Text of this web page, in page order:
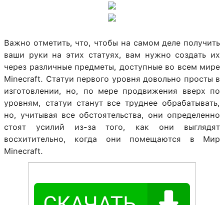
Важно отметить, что, чтобы на самом деле получить
ваши руки на этих статуях, вам нужно создать их
через различные предметы, доступные во всем мире
Minecraft. Статуи первого уровня довольно просты в
изготовлении, но, по мере продвижения вверх по
уровням, статуи станут все труднее обрабатывать,
но, учитывая все обстоятельства, они определенно
стоят усилий из-за того, как они выглядят
восхитительно, когда они помещаются в Мир
Minecraft.